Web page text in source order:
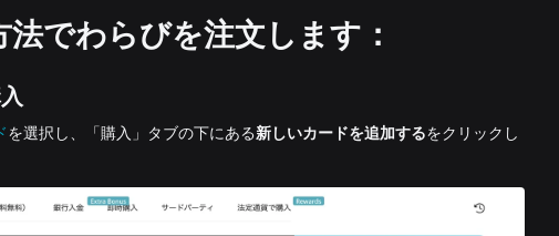
でわらびを注文します：
を選択し、「購入」タブの下にある新しいカードを追加するをクリックし